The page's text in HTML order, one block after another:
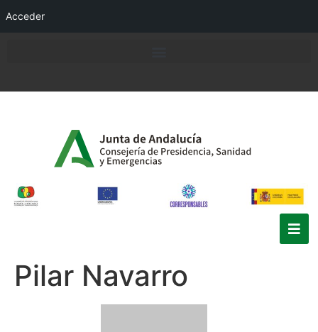
Acceder
Pilar Navarro